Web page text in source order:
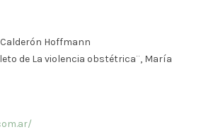
Hoffmann
de La violencia obstétrica¨, María